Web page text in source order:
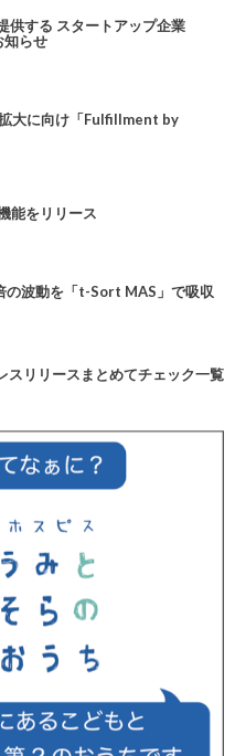
供する スタートアップ企業
知らせ
大に向け「Fulfillment by
能をリリース
の波動を「t-Sort MAS」で吸収
スリリースまとめてチェック一覧